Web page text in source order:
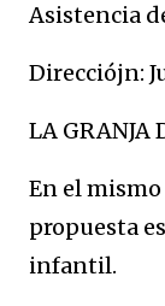
Asistencia
Direcciójn:
LA GRANJA
En el mismo
propuesta
infantil.